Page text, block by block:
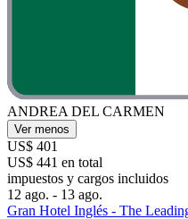
ANDREA DEL CARMEN
Ver menos
US$ 401
US$ 441 en total
impuestos y cargos incluidos
12 ago. - 13 ago.
Gran Hotel Inglés - The